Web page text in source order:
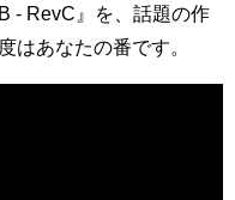
- RevC』を、話題の作
はあなたの番です。